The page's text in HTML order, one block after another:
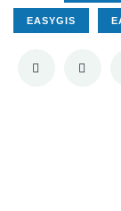
EASYGIS